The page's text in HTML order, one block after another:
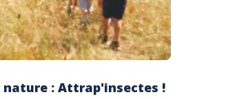
: Attrap'insectes !